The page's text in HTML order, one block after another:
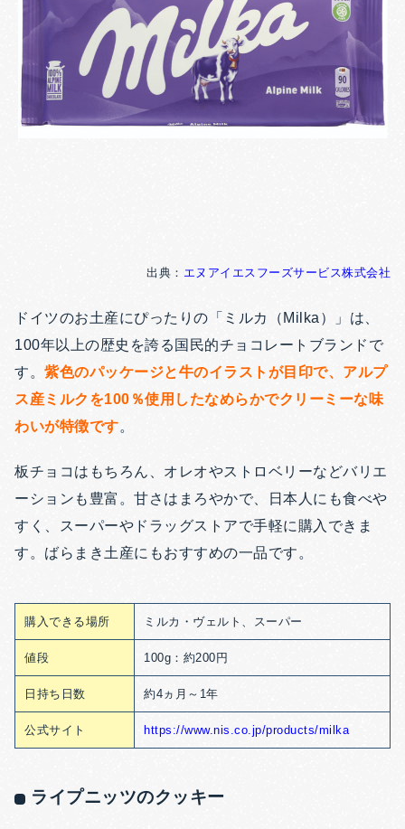
出典： エヌアイエスフーズサービス株式会社
ドイツのお土産にぴったりの「ミルカ（Milka）」は、
100年以上の歴史を誇る国民的チョコレートブランドで
す。 紫色のパッケージと牛のイラストが目印で、アルプ
ス産ミルクを100％使用したなめらかでクリーミーな味
わいが特徴です。
板チョコはもちろん、オレオやストロベリーなどバリエ
ーションも豊富。甘さはまろやかで、日本人にも食べや
すく、スーパーやドラッグストアで手軽に購入できま
す。ばらまき土産にもおすすめの一品です。
購入できる場所 ミルカ・ヴェルト、スーパー
値段 100g：約200円
日持ち日数 約4ヵ月～1年
公式サイト https://www.nis.co.jp/products/milka
ライプニッツのクッキー